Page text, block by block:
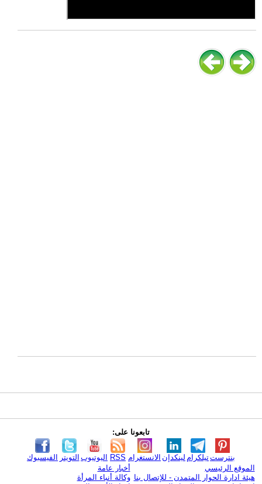
تابعونا على:
الفيسبوك التويتر اليوتيوب RSS الانستغرام لينكدإن تيلكرامبنترست
الموقع الرئيسي
هيئة ادارة الحوار المتمدن - للإتصال بنا
أخبار عامة
وكالة أنباء المرأة